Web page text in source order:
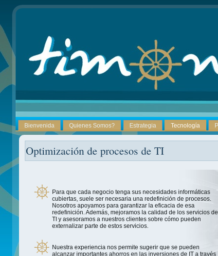
Bienvenida Quienes Somos? Estrategia Tecnología
Optimización de procesos de TI
Para que cada negocio tenga sus necesidades informáticas
cubiertas, suele ser necesaria una redefinición de procesos.
Nosotros apoyamos para garantizar la eficacia de esa
redefinición. Además, mejoramos la calidad de los servicios de
TI y asesoramos a nuestros clientes sobre cómo pueden
externalizar parte de estos servicios.
Nuestra experiencia nos permite sugerir que se pueden
alcanzar importantes ahorros en las inversiones de IT a través